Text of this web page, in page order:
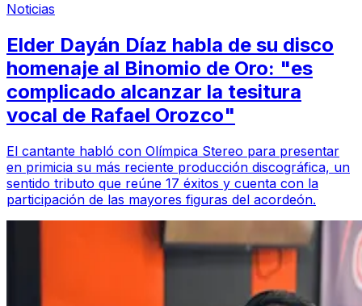
Noticias
Elder Dayán Díaz habla de su disco
homenaje al Binomio de Oro: "es
complicado alcanzar la tesitura
vocal de Rafael Orozco"
El cantante habló con Olímpica Stereo para presentar
en primicia su más reciente producción discográfica, un
sentido tributo que reúne 17 éxitos y cuenta con la
participación de las mayores figuras del acordeón.